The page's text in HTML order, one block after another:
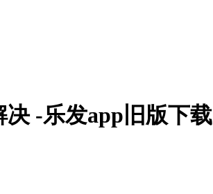
-乐发app旧版下载